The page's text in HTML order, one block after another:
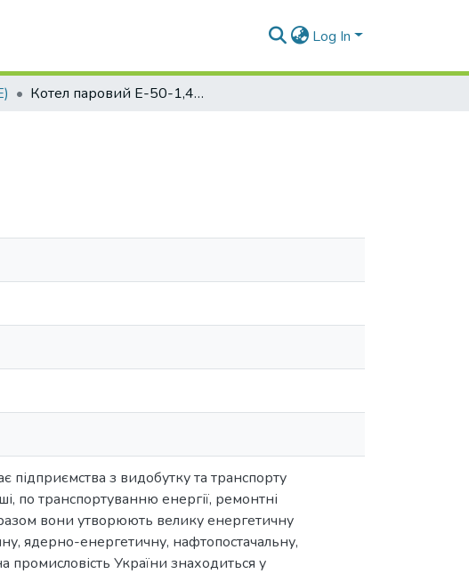
Log In
Котел паровий Е-50-1,4-210 ГМ
підприємства з видобутку та транспорту
по транспортуванню енергії, ремонтні
разом вони утворюють велику енергетичну
ядерно-енергетичну, нафтопостачальну,
промисловість України знаходиться у